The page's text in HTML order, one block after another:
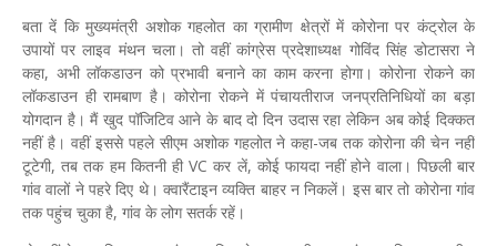
बता दें कि मुख्यमंत्री अशोक गहलोत का ग्रामीण क्षेत्रों में कोरोना पर कंट्रोल के
उपायों पर लाइव मंथन चला। तो वहीं कांग्रेस प्रदेशाध्यक्ष गोविंद सिंह डोटासरा ने
कहा, अभी लॉकडाउन को प्रभावी बनाने का काम करना होगा। कोरोना रोकने का
लॉकडाउन ही रामबाण है। कोरोना रोकने में पंचायतीराज जनप्रतिनिधियों का बड़ा
योगदान है। मैं खुद पॉजिटिव आने के बाद दो दिन उदास रहा लेकिन अब कोई दिक्कत
नहीं है। वहीं इससे पहले सीएम अशोक गहलोत ने कहा-जब तक कोरोना की चेन नहीं
टूटेगी, तब तक हम कितनी ही VC कर लें, कोई फायदा नहीं होने वाला। पिछली बार
गांव वालों ने पहरे दिए थे। क्वारैंटाइन व्यक्ति बाहर न निकलें। इस बार तो कोरोना गांव
तक पहुंच चुका है, गांव के लोग सतर्क रहें।